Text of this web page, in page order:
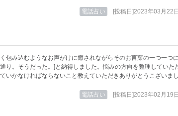
電話占い [投稿日]2023年03月22
包み込むようなお声がけに癒されながらそのお言葉の一つ一つ
り。そうだった。]と納得しました。悩みの方向を整理していた
いかなければならないこと教えていただきありがとうこざいまし
電話占い [投稿日]2023年02月19